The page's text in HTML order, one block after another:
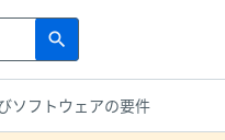
search
Search
ソフトウェアの要件